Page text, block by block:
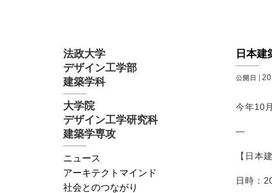
法政大学
デザイン工学部
建築学科
大学院
デザイン工学研究科
建築学専攻
ニュース
アーキテクトマインド
社会とのつながり
日本建
公開日
今年10
—
【日本
日時：